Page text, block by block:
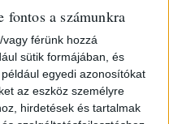
fontos a számunkra
férünk hozzá
sütik formájában, és
egyedi azonosítókat
az eszköz személyre
hirdetések és tartalmak
Egy
A' nagy
Klassis K. R.